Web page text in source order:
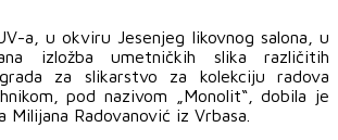
a, u okviru Jesenjeg likovnog salona, u
izložba umetničkih slika različitih
za slikarstvo za kolekciju radova
pod nazivom „Monolit“, dobila je
Milijana Radovanović iz Vrbasa.